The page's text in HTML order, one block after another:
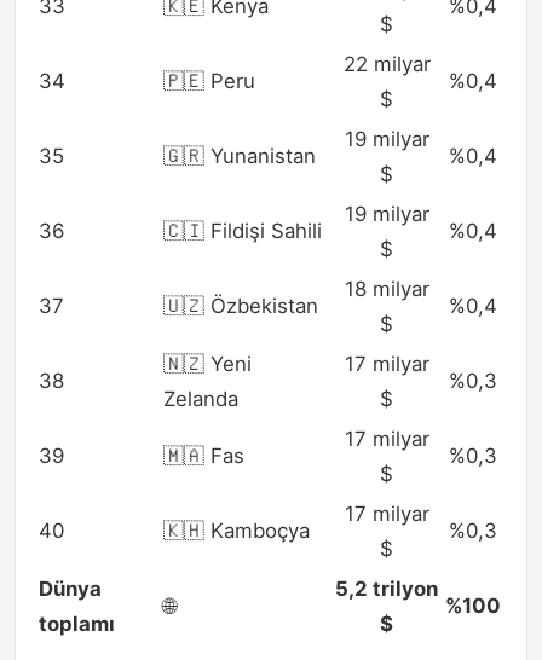
33 🇰🇪 Kenya
$
%0,4
34 🇵🇪 Peru
22 milyar
$
%0,4
35 🇬🇷 Yunanistan
19 milyar
$
%0,4
36 🇨🇮 Fildişi Sahili
19 milyar
$
%0,4
37 🇺🇿 Özbekistan
18 milyar
$
%0,4
38
🇳🇿 Yeni
Zelanda
17 milyar
$
%0,3
39 🇲🇦 Fas
17 milyar
$
%0,3
40 🇰🇭 Kamboçya
17 milyar
$
%0,3
Dünya
toplamı
🌐
5,2 trilyon
$
%100